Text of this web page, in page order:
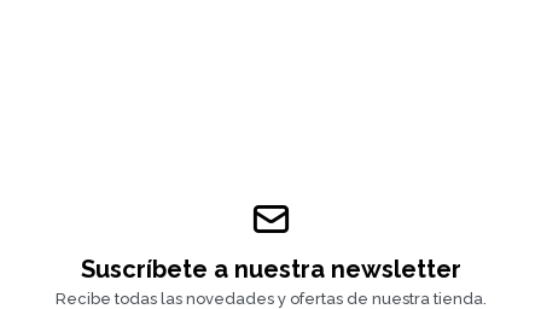
Suscríbete a nuestra newsletter
Recibe todas las novedades y ofertas de nuestra tienda.